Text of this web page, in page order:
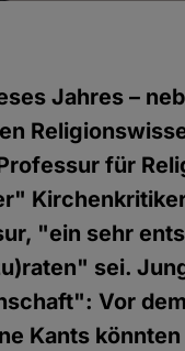
Jahres –
für
"ein sehr
sei.
Vor
Kants